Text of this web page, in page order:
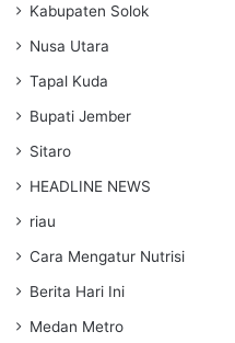
Kabupaten Solok
Nusa Utara
Tapal Kuda
Bupati Jember
Sitaro
HEADLINE NEWS
riau
Cara Mengatur Nutrisi
Berita Hari Ini
Medan Metro